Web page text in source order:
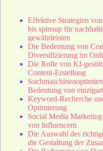
Effektive Strategien
bis spinsup für
gewährleisten
Die Bedeutung von
Diversifizierung im
Die Rolle von KI-
Content-Erstellung
Bedeutung von
Keyword-Recherche
Optimierung
Social Media
von Influencern
Die Auswahl des
die Gestaltung der